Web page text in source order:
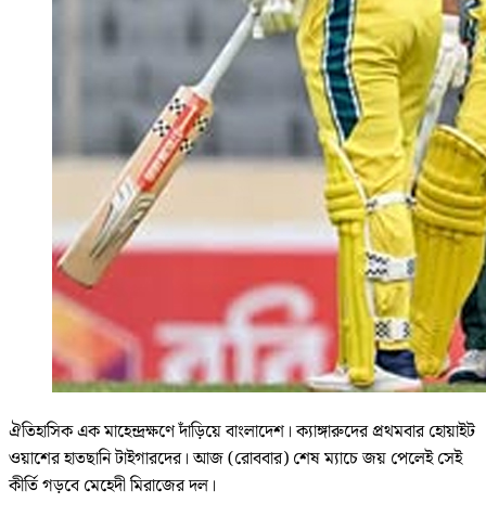
ঐতিহাসিক এক মাহেন্দ্রক্ষণে দাঁড়িয়ে বাংলাদেশ। ক্যাঙ্গারুদের প্রথমবার হোয়াইট
ওয়াশের হাতছানি টাইগারদের। আজ (রোববার) শেষ ম্যাচে জয় পেলেই সেই
কীর্তি গড়বে মেহেদী মিরাজের দল।